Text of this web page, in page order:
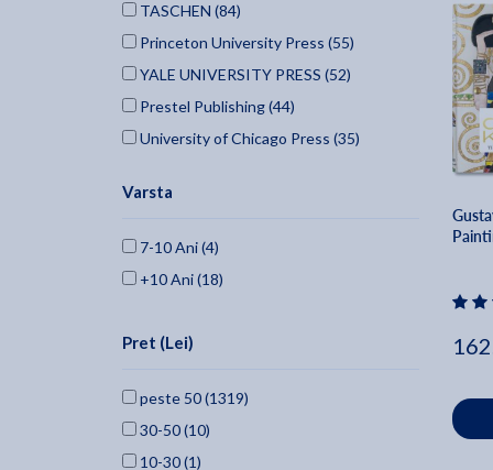
TASCHEN (84)
Princeton University Press (55)
YALE UNIVERSITY PRESS (52)
Prestel Publishing (44)
University of Chicago Press (35)
Hassell Street Press (25)
Oxford University Press, Usa (19)
Varsta
7-10 Ani (4)
+10 Ani (18)
Pret (Lei)
peste 50 (1319)
30-50 (10)
10-30 (1)